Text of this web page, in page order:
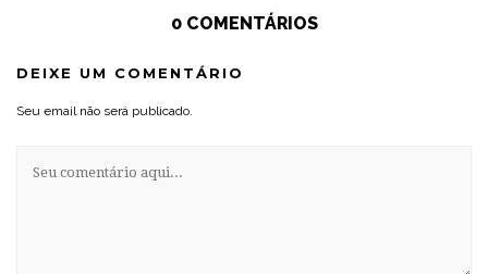
0 COMENTÁRIOS
DEIXE UM COMENTÁRIO
Seu email não será publicado.